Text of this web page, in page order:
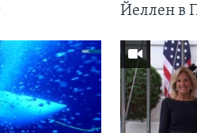
Йеллен в